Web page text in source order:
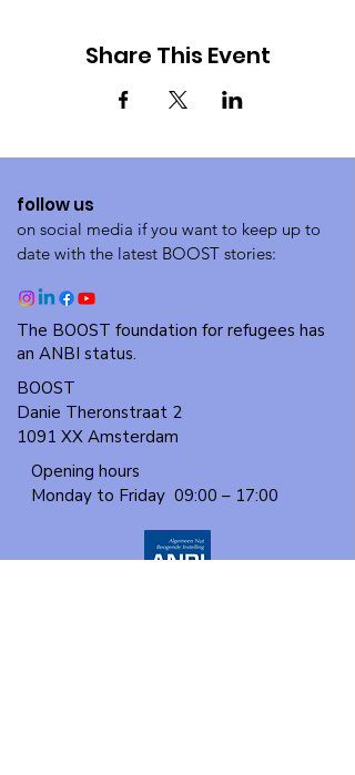
Share This Event
follow us
on social media if you want to keep up to
date with the latest BOOST stories:
The BOOST foundation for refugees has
an ANBI status.
BOOST
Danie Theronstraat 2
1091 XX Amsterdam
Opening hours
Monday to Friday 09:00 – 17:00